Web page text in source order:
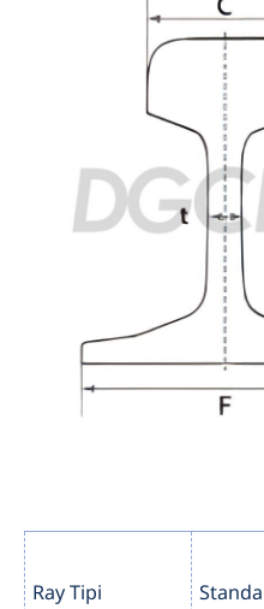
Ray Tipi